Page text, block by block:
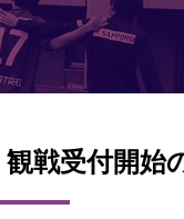
観戦受付開始